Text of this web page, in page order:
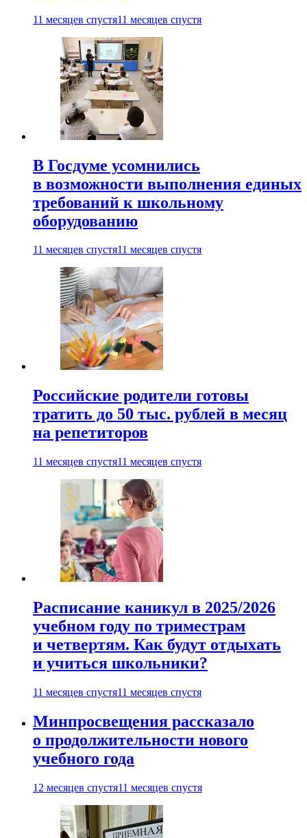
11 месяцев спустя11 месяцев спустя
В Госдуме усомнились
в возможности выполнения единых
требований к школьному
оборудованию
11 месяцев спустя11 месяцев спустя
Российские родители готовы
тратить до 50 тыс. рублей в месяц
на репетиторов
11 месяцев спустя11 месяцев спустя
Расписание каникул в 2025/2026
учебном году по триместрам
и четвертям. Как будут отдыхать
и учиться школьники?
11 месяцев спустя11 месяцев спустя
Минпросвещения рассказало
о продолжительности нового
учебного года
12 месяцев спустя11 месяцев спустя